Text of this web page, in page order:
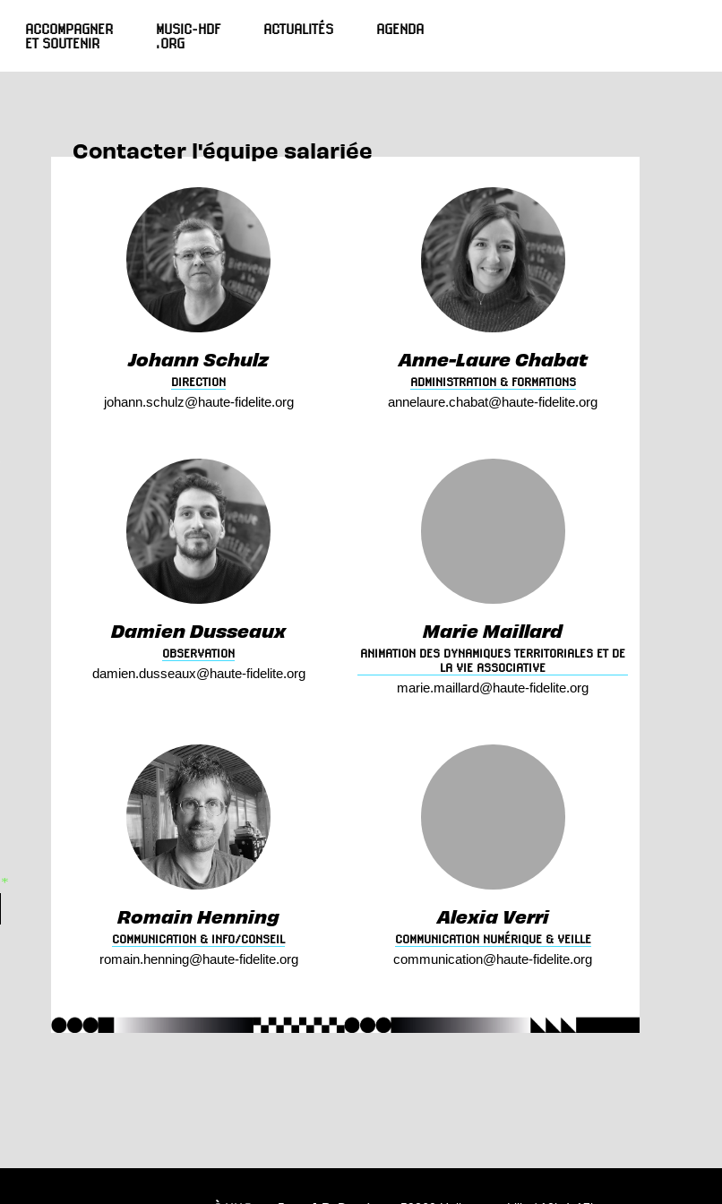
ACCOMPAGNER
ET SOUTENIR
MUSIC-HDF
.ORG
ACTUALITÉS AGENDA
*
Contacter l'équipe salariée
Johann Schulz
DIRECTION
johann.schulz@haute-fidelite.org
Anne-Laure Chabat
ADMINISTRATION & FORMATIONS
annelaure.chabat@haute-fidelite.org
Damien Dusseaux
OBSERVATION
damien.dusseaux@haute-fidelite.org
Marie Maillard
ANIMATION DES DYNAMIQUES TERRITORIALES ET DE
LA VIE ASSOCIATIVE
marie.maillard@haute-fidelite.org
Romain Henning
COMMUNICATION & INFO/CONSEIL
romain.henning@haute-fidelite.org
Alexia Verri
COMMUNICATION NUMÉRIQUE & VEILLE
communication@haute-fidelite.org